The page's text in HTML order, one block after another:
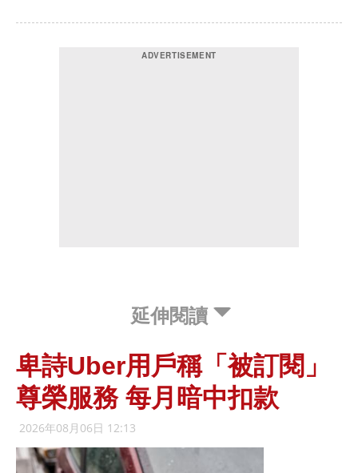
延伸閱讀
卑詩Uber用戶稱「被訂閱」
尊榮服務 每月暗中扣款
2026年08月06日 12:13